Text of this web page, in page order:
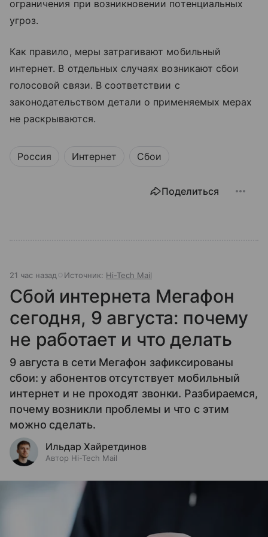
ограничения при возникновении потенциальных
угроз.
Как правило, меры затрагивают мобильный
интернет. В отдельных случаях возникают сбои
голосовой связи. В соответствии с
законодательством детали о применяемых мерах
не раскрываются.
Россия Интернет Сбои
Поделиться
21 час назад Источник: Hi-Tech Mail
Сбой интернета Мегафон
сегодня, 9 августа: почему
не работает и что делать
9 августа в сети Мегафон зафиксированы
сбои: у абонентов отсутствует мобильный
интернет и не проходят звонки. Разбираемся,
почему возникли проблемы и что с этим
можно сделать.
Ильдар Хайретдинов
Автор Hi-Tech Mail